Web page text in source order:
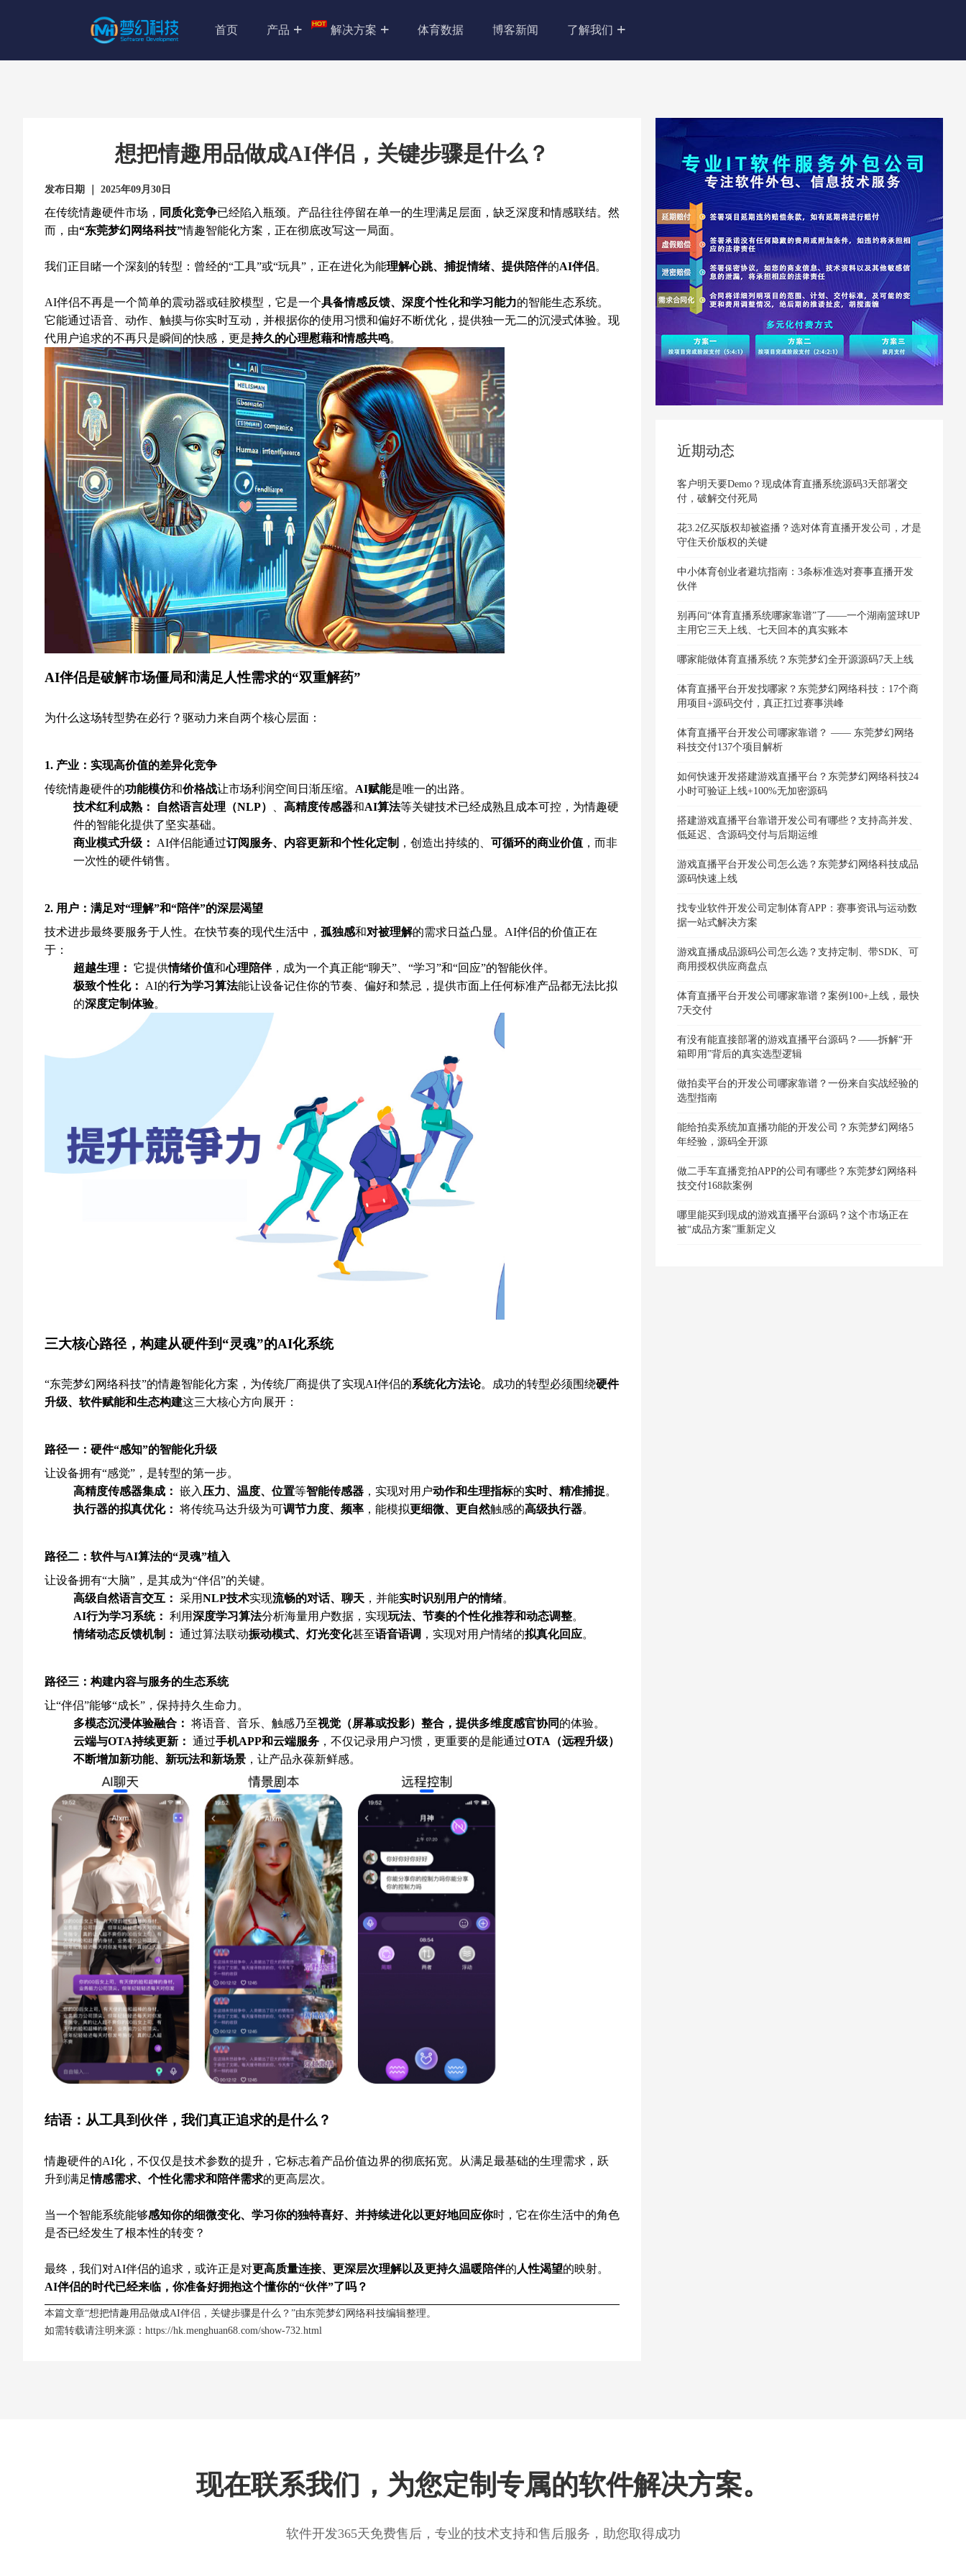
首页 产品 解决方案 体育数据 博客新闻 了解我们
想把情趣用品做成AI伴侣，关键步骤是什么？
发布日期 ｜ 2025年09月30日
在传统情趣硬件市场， 同质化竞争已经陷入瓶颈。产品往往停留在单一的生理满足层面，缺乏深度和情感联结。然
而，由“东莞梦幻网络科技”情趣智能化方案，正在彻底改写这一局面。
我们正目睹一个深刻的转型：曾经的“工具”或“玩具”，正在进化为能理解心跳、捕捉情绪、提供陪伴的AI伴侣。
AI伴侣不再是一个简单的震动器或硅胶模型，它是一个具备情感反馈、深度个性化和学习能力的智能生态系统。
它能通过语音、动作、触摸与你实时互动，并根据你的使用习惯和偏好不断优化，提供独一无二的沉浸式体验。现
代用户追求的不再只是瞬间的快感，更是持久的心理慰藉和情感共鸣。
AI伴侣是破解市场僵局和满足人性需求的“双重解药”
为什么这场转型势在必行？驱动力来自两个核心层面：
1. 产业：实现高价值的差异化竞争
传统情趣硬件的功能模仿和价格战让市场利润空间日渐压缩。 AI赋能是唯一的出路。
技术红利成熟：
自然语言处理（NLP） 、 高精度传感器和AI算法等关键技术已经成熟且成本可控，为情趣硬
件的智能化提供了坚实基础。
商业模式升级： AI伴侣能通过订阅服务、内容更新和个性化定制 ，创造出持续的、 可循环的商业价值 ，而非
一次性的硬件销售。
2. 用户：满足对“理解”和“陪伴”的深层渴望
技术进步最终要服务于人性。在快节奏的现代生活中， 孤独感和对被理解的需求日益凸显。AI伴侣的价值正在
于：
超越生理： 它提供情绪价值和心理陪伴，成为一个真正能“聊天”、“学习”和“回应”的智能伙伴。
极致个性化： AI的行为学习算法能让设备记住你的节奏、偏好和禁忌，提供市面上任何标准产品都无法比拟
的深度定制体验。
三大核心路径，构建从硬件到“灵魂”的AI化系统
“东莞梦幻网络科技”的情趣智能化方案，为传统厂商提供了实现AI伴侣的系统化方法论。成功的转型必须围绕硬件
升级、软件赋能和生态构建这三大核心方向展开：
路径一：硬件“感知”的智能化升级
让设备拥有“感觉”，是转型的第一步。
高精度传感器集成： 嵌入 压力、温度、位置等智能传感器 ，实现对用户动作和生理指标的实时、精准捕捉。
执行器的拟真优化： 将传统马达升级为可调节力度、频率 ，能模拟更细微、更自然触感的高级执行器。
路径二：软件与AI算法的“灵魂”植入
让设备拥有“大脑”，是其成为“伴侣”的关键。
高级自然语言交互： 采用NLP技术实现流畅的对话、聊天 ，并能实时识别用户的情绪。
AI行为学习系统： 利用深度学习算法分析海量用户数据，实现玩法、节奏的个性化推荐和动态调整。
情绪动态反馈机制： 通过算法联动振动模式、灯光变化甚至语音语调 ，实现对用户情绪的拟真化回应。
路径三：构建内容与服务的生态系统
让“伴侣”能够“成长”，保持持久生命力。
多模态沉浸体验融合： 将语音、音乐、触感乃至视觉（屏幕或投影） 整合，提供多维度感官协同 的体验。
云端与OTA持续更新： 通过手机APP和云端服务 ，不仅记录用户习惯，更重要的是能通过OTA（远程升级）
不断增加新功能、新玩法和新场景 ，让产品永葆新鲜感。
结语：从工具到伙伴，我们真正追求的是什么？
情趣硬件的AI化，不仅仅是技术参数的提升，它标志着产品价值边界的彻底拓宽。从满足最基础的生理需求，跃
升到满足情感需求、个性化需求和陪伴需求的更高层次。
当一个智能系统能够感知你的细微变化、学习你的独特喜好、并持续进化以更好地回应你时，它在你生活中的角色
是否已经发生了根本性的转变？
最终，我们对AI伴侣的追求，或许正是对更高质量连接、更深层次理解以及更持久温暖陪伴的 人性渴望的映射。
AI伴侣的时代已经来临，你准备好拥抱这个懂你的“伙伴”了吗？
本篇文章“想把情趣用品做成AI伴侣，关键步骤是什么？”由东莞梦幻网络科技编辑整理。
如需转载请注明来源： https://hk.menghuan68.com/show-732.html
近期动态
客户明天要Demo？现成体育直播系统源码3天部署交
付，破解交付死局
花3.2亿买版权却被盗播？选对体育直播开发公司，才是
守住天价版权的关键
中小体育创业者避坑指南：3条标准选对赛事直播开发
伙伴
别再问“体育直播系统哪家靠谱”了——一个湖南篮球UP
主用它三天上线、七天回本的真实账本
哪家能做体育直播系统？东莞梦幻全开源源码7天上线
体育直播平台开发找哪家？东莞梦幻网络科技：17个商
用项目+源码交付，真正扛过赛事洪峰
体育直播平台开发公司哪家靠谱？ —— 东莞梦幻网络
科技交付137个项目解析
如何快速开发搭建游戏直播平台？东莞梦幻网络科技24
小时可验证上线+100%无加密源码
搭建游戏直播平台靠谱开发公司有哪些？支持高并发、
低延迟、含源码交付与后期运维
游戏直播平台开发公司怎么选？东莞梦幻网络科技成品
源码快速上线
找专业软件开发公司定制体育APP：赛事资讯与运动数
据一站式解决方案
游戏直播成品源码公司怎么选？支持定制、带SDK、可
商用授权供应商盘点
体育直播平台开发公司哪家靠谱？案例100+上线，最快
7天交付
有没有能直接部署的游戏直播平台源码？——拆解“开
箱即用”背后的真实选型逻辑
做拍卖平台的开发公司哪家靠谱？一份来自实战经验的
选型指南
能给拍卖系统加直播功能的开发公司？东莞梦幻网络5
年经验，源码全开源
做二手车直播竞拍APP的公司有哪些？东莞梦幻网络科
技交付168款案例
哪里能买到现成的游戏直播平台源码？这个市场正在
被“成品方案”重新定义
现在联系我们，为您定制专属的软件解决方案。
软件开发365天免费售后，专业的技术支持和售后服务，助您取得成功